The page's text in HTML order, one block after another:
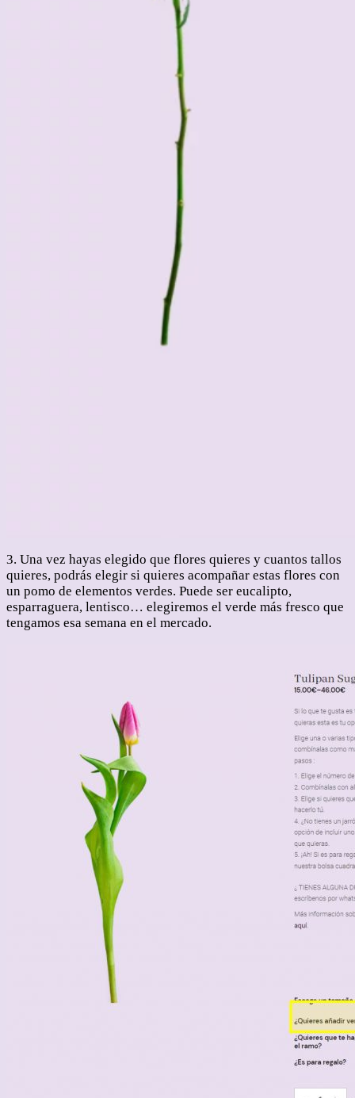
3. Una vez hayas elegido que flores quieres y cuantos tallos
quieres, podrás elegir si quieres acompañar estas flores con
un pomo de elementos verdes. Puede ser eucalipto,
esparraguera, lentisco… elegiremos el verde más fresco que
tengamos esa semana en el mercado.